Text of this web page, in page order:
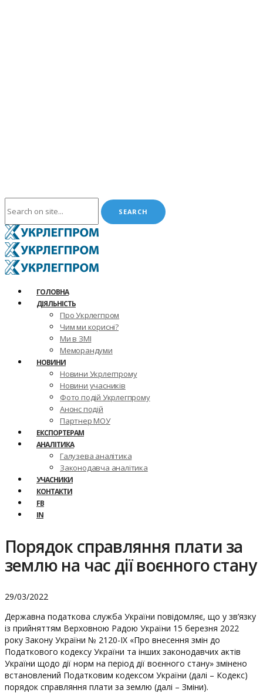
ГОЛОВНА
ДІЯЛЬНІСТЬ
Про Укрлегпром
Чим ми корисні?
Ми в ЗМІ
Меморандуми
НОВИНИ
Новини Укрлегпрому
Новини учасників
Фото подій Укрлегпрому
Анонс подій
Партнер МОУ
ЕКСПОРТЕРАМ
АНАЛІТИКА
Галузева аналітика
Законодавча аналітика
УЧАСНИКИ
КОНТАКТИ
FB
IN
Порядок справляння плати за
землю на час дії воєнного стану
29/03/2022
Державна податкова служба України повідомляє, що у зв’язку
із прийняттям Верховною Радою України 15 березня 2022
року Закону України № 2120-ІХ «Про внесення змін до
Податкового кодексу України та інших законодавчих актів
України щодо дії норм на період дії воєнного стану» змінено
встановлений Податковим кодексом України (далі – Кодекс)
порядок справляння плати за землю (далі – Зміни).